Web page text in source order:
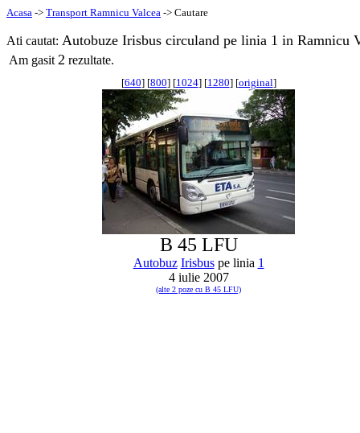
Acasa -> Transport Ramnicu Valcea -> Cautare
Ati cautat: Autobuze Irisbus circuland pe linia 1 in Ramnicu
Am gasit 2 rezultate.
[640] [800] [1024] [1280] [original]
B 45 LFU
Autobuz Irisbuspe linia 1
4 iulie 2007
(alte 2 poze cu B 45 LFU)